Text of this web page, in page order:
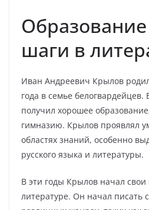
шаги в
Иван Андреевич Крылов
года в семье
получил хорошее
гимназию. Крылов проявлял
областях знаний, особенно
русского языка и литературы.
В эти годы Крылов начал
литературе. Он начал писать